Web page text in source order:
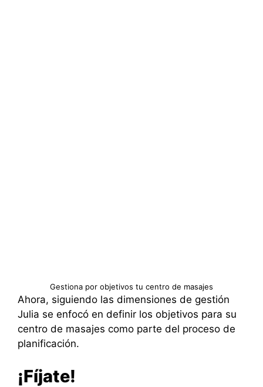
Gestiona por objetivos tu centro de masajes
Ahora, siguiendo las dimensiones de gestión
Julia se enfocó en definir los objetivos para su
centro de masajes como parte del proceso de
planificación.
¡Fíjate!